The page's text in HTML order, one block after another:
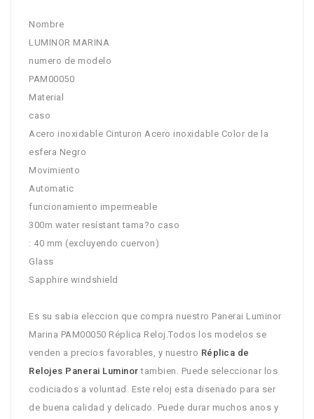
Nombre
LUMINOR MARINA
numero de modelo
PAM00050
Material
caso
Acero inoxidable Cinturon Acero inoxidable Color de la
esfera Negro
Movimiento
Automatic
funcionamiento impermeable
300m water resístant tama?o caso
: 40 mm (excluyendo cuervon)
Glass
Sapphire windshield
Es su sabia eleccion que compra nuestro Panerai Luminor
Marina PAM00050 Réplica Reloj.Todos los modelos se
venden a precios favorables, y nuestro Réplica de
Relojes Panerai Luminortambien. Puede seleccionar los
codiciados a voluntad. Este reloj esta disenado para ser
de buena calidad y delicado. Puede durar muchos anos y